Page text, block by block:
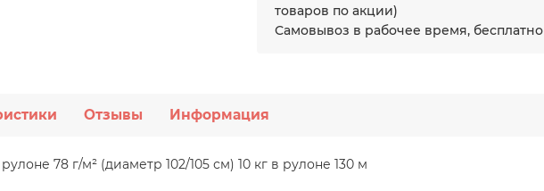
товаров по акции)
Самовывоз в рабочее время, бесплатно
Отзывы Информация
78 г/м² (диаметр 102/105 см) 10 кг в рулоне 130 м